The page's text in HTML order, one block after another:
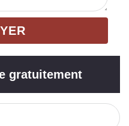
gratuitement